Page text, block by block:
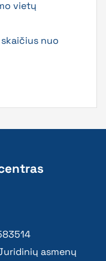
vietų
nuo
asmenų